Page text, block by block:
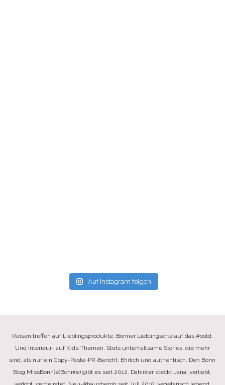
Auf Instagram folgen
Reisen treffen auf Lieblingsprodukte, Bonner Lieblingsorte auf das #ootd.
Und Interieur- auf Kids-Themen. Stets unterhaltsame Stories, die mehr
sind, als nur ein Copy-Paste-PR-Bericht. Ehrlich und authentisch. Den Bonn
Blog MissBonn(e)Bonn(e) gibt es seit 2012. Dahinter steckt Jana, verliebt,